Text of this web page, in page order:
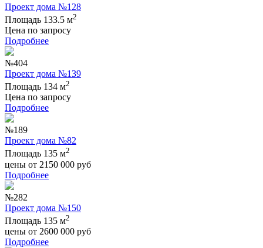
Проект дома №128
Площадь 133.5 м2
Цена по запросу
Подробнее
№404
Проект дома №139
Площадь 134 м2
Цена по запросу
Подробнее
№189
Проект дома №82
Площадь 135 м2
цены от 2150 000 руб
Подробнее
№282
Проект дома №150
Площадь 135 м2
цены от 2600 000 руб
Подробнее